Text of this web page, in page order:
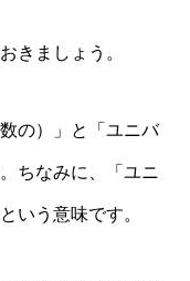
きましょう。
の）」と「ユニバ
ちなみに、「ユニ
いう意味です。